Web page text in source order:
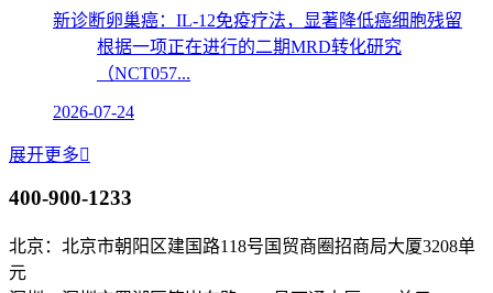
新诊断卵巢癌：IL-12免疫疗法，显著降低癌细胞残留
根据一项正在进行的二期MRD转化研究
（NCT057...
2026-07-24
展开更多
400-900-1233
北京：北京市朝阳区建国路118号国贸商圈招商局大厦3208单
元